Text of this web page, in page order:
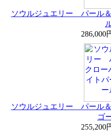
ソウルジュエリー パール
286,000
ソウルジュエリー パール
ゴ
255,200